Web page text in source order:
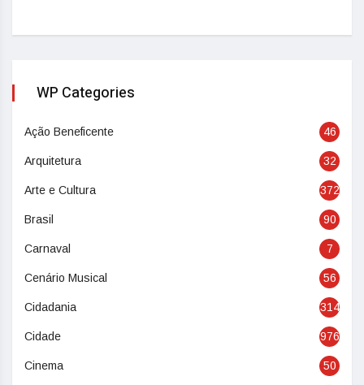
WP Categories
Ação Beneficente 46
Arquitetura 32
Arte e Cultura 372
Brasil 90
Carnaval 7
Cenário Musical 56
Cidadania 314
Cidade 976
Cinema 50